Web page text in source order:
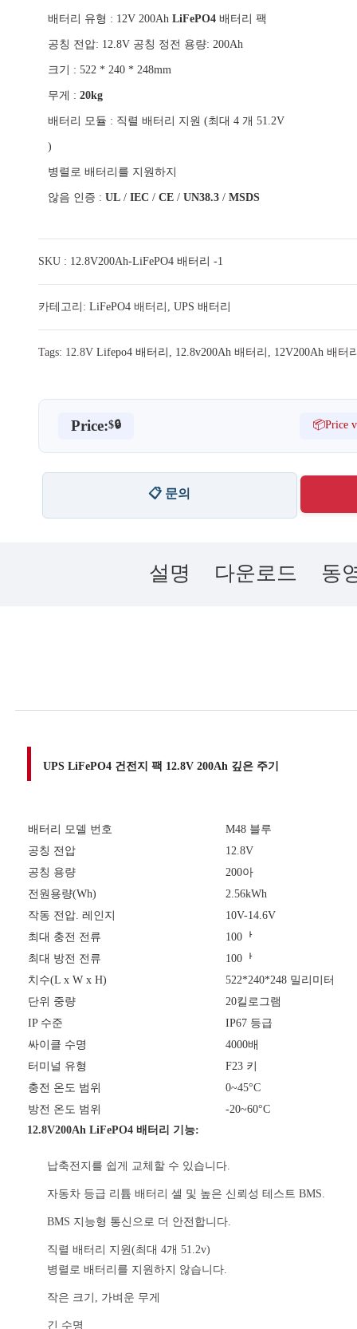
배터리 유형 : 12V 200Ah LiFePO4 배터리 팩
공칭 전압: 12.8V 공칭 정전 용량: 200Ah
크기 : 522 * 240 * 248mm
무게 : 20kg
배터리 모듈 : 직렬 배터리 지원 (최대 4 개 51.2V
)
병렬로 배터리를 지원하지
않음 인증 : UL / IEC / CE / UN38.3 / MSDS
SKU : 12.8V200Ah-LiFePO4 배터리 -1
카테고리: LiFePO4 배터리, UPS 배터리
Tags: 12.8V Lifepo4 배터리, 12.8v200Ah 배터리, 12V200Ah 배터
Price:$🔒 📦Price
📋 문의
설명 다운로드 동
UPS LiFePO4 건전지 팩 12.8V 200Ah 깊은 주기
배터리 모델 번호
M48 블루
공칭 전압
12.8V
공칭 용량
200아
전원용량(Wh)
2.56kWh
작동 전압. 레인지
10V-14.6V
최대 충전 전류
100ᅡ
최대 방전 전류
100ᅡ
치수(L x W x H)
522*240*248 밀리미터
단위 중량
20킬로그램
IP 수준
IP67 등급
싸이클 수명
4000배
터미널 유형
F23 키
충전 온도 범위
0~45°C
방전 온도 범위
-20~60°C
12.8V200Ah LiFePO4 배터리 기능:
납축전지를 쉽게 교체할 수 있습니다.
자동차 등급 리튬 배터리 셀 및 높은 신뢰성 테스트 BMS.
BMS 지능형 통신으로 더 안전합니다.
직렬 배터리 지원(최대 4개 51.2v)
병렬로 배터리를 지원하지 않습니다.
작은 크기, 가벼운 무게
긴 수명